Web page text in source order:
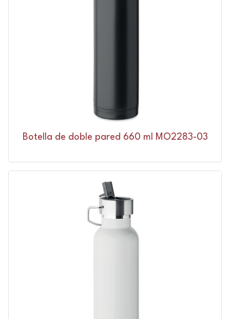
Botella de doble pared 660 ml MO2283-03